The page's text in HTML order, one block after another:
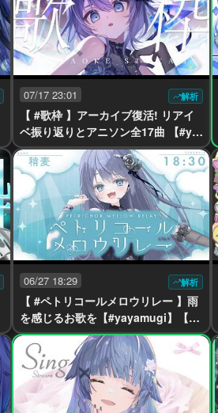
07/17 23:01 解析
【 #歌枠 】アーカイブ復活! リアイ
ベ振り返りとアニソン全17曲 【#ya
yamugi】【#karaoke】
06/27 18:29 解析
【 #ペトリコールメロウリレー 】雨
を感じるお歌を【#yayamugi】【#k
araoke】